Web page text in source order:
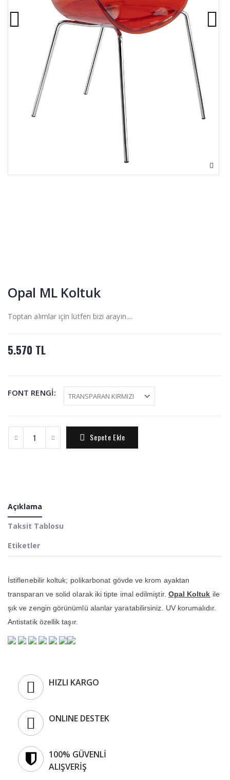
Opal ML Koltuk
Toptan alımlar için lütfen bizi arayın....
5.570 TL
FONT RENGİ:
Sepete Ekle
Açıklama
Taksit Tablosu
Etiketler
İstiflenebilir koltuk; polikarbonat gövde ve krom ayaktan
transparan ve solid olarak iki tipte imal edilmiştir. Opal Koltuk ile
şık ve zengin görünümlü alanlar yaratabilirsiniz. UV korumalıdır.
Antistatik özellik taşır.
HIZLI KARGO
ONLINE DESTEK
100% GÜVENLİ
ALIŞVERİŞ